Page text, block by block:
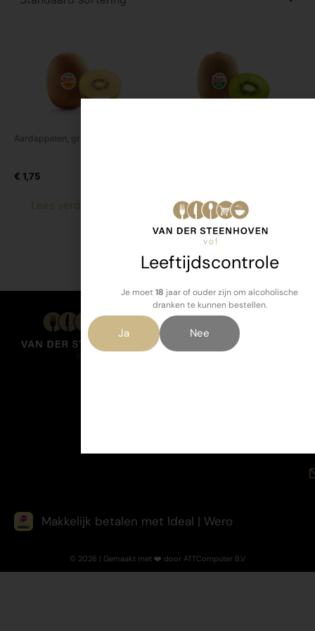
Aardappelen, groente en fruit
€ 1,75
Lees verder Lees verder
Makkelijk betalen met Ideal | Wero
© 2026 | Gemaakt met ❤️ door ATTComputer B.V
Leeftijdscontrole
Je moet18 jaar of ouder zijn om alcoholische
dranken te kunnen bestellen.
Ja Nee